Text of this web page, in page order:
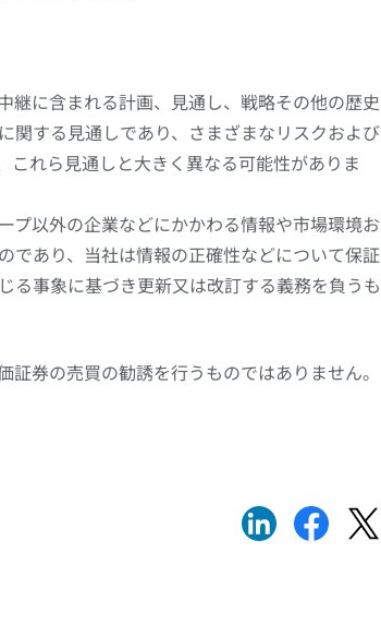
継に含まれる計画、見通し、戦略その他の歴史
関する見通しであり、さまざまなリスクおよび
これら見通しと大きく異なる可能性がありま
プ以外の企業などにかかわる情報や市場環境お
であり、当社は情報の正確性などについて保証
る事象に基づき更新又は改訂する義務を負うも
券の売買の勧誘を行うものではありません。